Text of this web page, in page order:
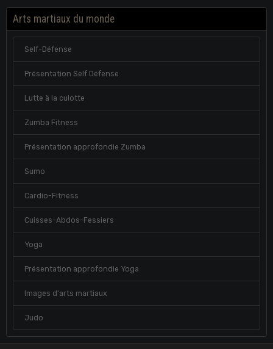
Arts martiaux du monde
Self-Défense
Présentation Self Défense
Lutte à la culotte
Zumba Fitness
Présentation approfondie Zumba
Sumo
Cardio-Fitness
Cuisses-Abdos-Fessiers
Yoga
Présentation approfondie Yoga
Images d'arts martiaux
Judo